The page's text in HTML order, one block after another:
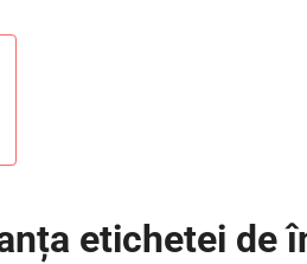
etichetei de